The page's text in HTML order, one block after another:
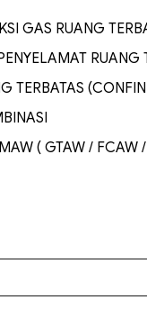
GAS RUANG
RUANG
TERBATAS
( GTAW / FCAW